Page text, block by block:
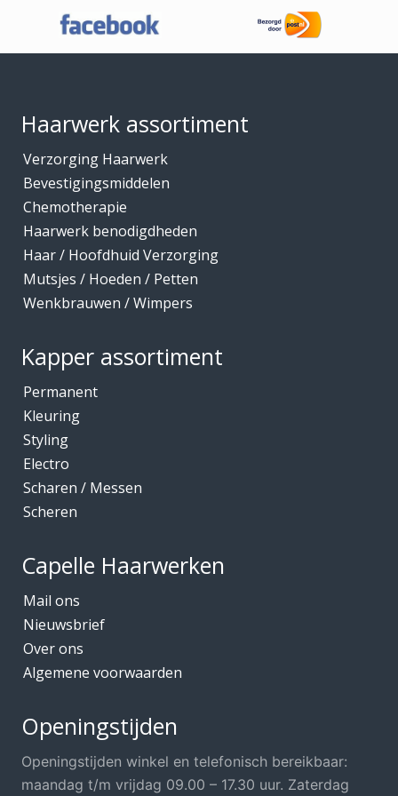
Haaraccessoires
Haarwerken
High Heat Fiber
Hoofdhuidverzorging
Hygiene
Kammen
Kapmantels / Verfschorten
Kappers benodigdheden
Kapperskoffers / Etuis
Mediceuticals bij Chemo
Mediceuticals bij Haarherstel/verzorging
Mediceuticals bij Haaruitval
Merken O.A.
Mobiele Kapper
Mutsjes *Opruiming*
Mutsjes / Hoeden / Petten
Nieuw in ons assortiment
Ontharen
Haarwerk assortiment
Verzorging Haarwerk
Bevestigingsmiddelen
Chemotherapie
Haarwerk benodigdheden
Haar / Hoofdhuid Verzorging
Mutsjes / Hoeden / Petten
Wenkbrauwen / Wimpers
Kapper assortiment
Permanent
Kleuring
Styling
Electro
Scharen / Messen
Scheren
Capelle Haarwerken
Mail ons
Nieuwsbrief
Over ons
Algemene voorwaarden
Openingstijden
Openingstijden winkel en telefonisch bereikbaar:
maandag t/m vrijdag 09.00 – 17.30 uur. Zaterdag